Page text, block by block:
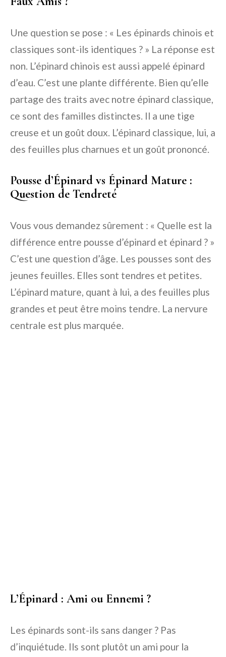
Une question se pose : « Les épinards chinois et
classiques sont-ils identiques ? » La réponse est
non. L’épinard chinois est aussi appelé épinard
d’eau. C’est une plante différente. Bien qu’elle
partage des traits avec notre épinard classique,
ce sont des familles distinctes. Il a une tige
creuse et un goût doux. L’épinard classique, lui, a
des feuilles plus charnues et un goût prononcé.
Pousse d’Épinard vs Épinard Mature :
Question de Tendreté
Vous vous demandez sûrement : « Quelle est la
différence entre pousse d’épinard et épinard ? »
C’est une question d’âge. Les pousses sont des
jeunes feuilles. Elles sont tendres et petites.
L’épinard mature, quant à lui, a des feuilles plus
grandes et peut être moins tendre. La nervure
centrale est plus marquée.
L’Épinard : Ami ou Ennemi ?
Les épinards sont-ils sans danger ? Pas
d’inquiétude. Ils sont plutôt un ami pour la